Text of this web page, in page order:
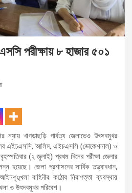
পরীক্ষায় ৮ হাজার ৫০১
ন্যায় খাগড়াছড়ি পার্বত্য জেলাতেও উৎসবমুখর
এইচএসসি, আলিম, এইচএসসি (ভোকেশনাল) ও
(২ জুলাই) প্রথম দিনের পরীক্ষা জেলার
হয়েছে। জেলা প্রশাসনের সার্বিক তত্ত্বাবধান,
বাহিনীর কঠোর নিরাপত্তা ব্যবস্থায়
ও উৎসবমুখর পরিবেশ।